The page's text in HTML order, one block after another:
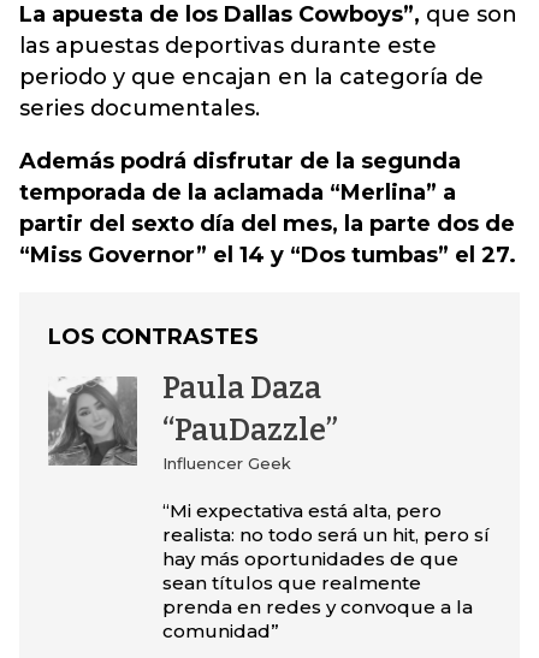
La apuesta de los Dallas Cowboys”, que son
las apuestas deportivas durante este
periodo y que encajan en la categoría de
series documentales.
Además podrá disfrutar de la segunda
temporada de la aclamada “Merlina” a
partir del sexto día del mes, la parte dos de
“Miss Governor” el 14 y “Dos tumbas” el 27.
LOS CONTRASTES
Paula Daza
“PauDazzle”
Influencer Geek
“Mi expectativa está alta, pero
realista: no todo será un hit, pero sí
hay más oportunidades de que
sean títulos que realmente
prenda en redes y convoque a la
comunidad”